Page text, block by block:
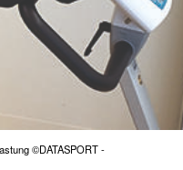
©DATASPORT -